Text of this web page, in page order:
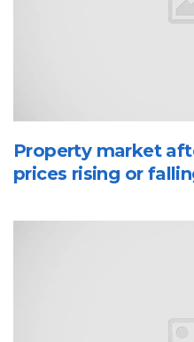
Property market
prices rising or